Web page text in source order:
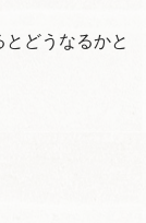
どうなるかと